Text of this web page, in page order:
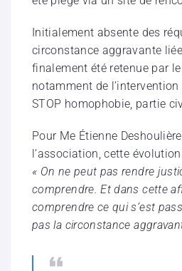
Initialement absente des
circonstance aggravante
finalement été retenue par
notamment de l’intervention
STOP homophobie, partie
Pour Me Étienne
l’association, cette
« On ne peut pas rendre
comprendre. Et dans cette
comprendre ce qui s’est
pas la circonstance